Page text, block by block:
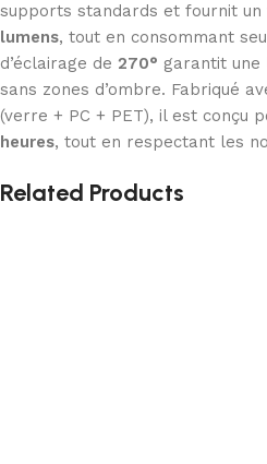
supports standards et fournit un
lumens, tout en consommant
d’éclairage de 270° garantit une
sans zones d’ombre. Fabriqué
(verre + PC + PET), il est conçu
heures, tout en respectant les
Related Products